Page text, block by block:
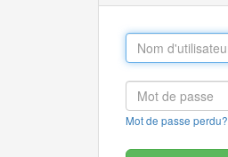
Mot de passe perdu?